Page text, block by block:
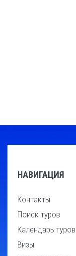
НАВИГАЦИЯ
Контакты
Поиск туров
Календарь туров
Визы